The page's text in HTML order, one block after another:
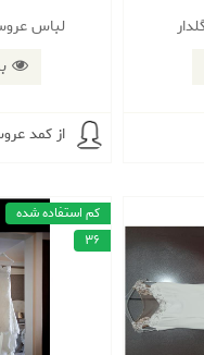
لباس
از کمد
کم استفاده شده
36